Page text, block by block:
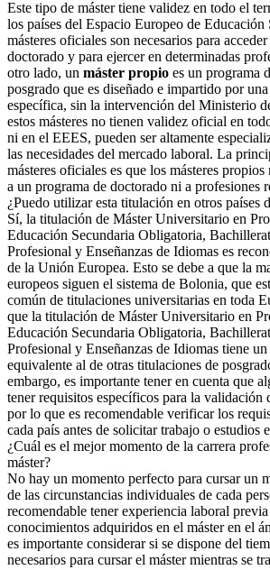
Este tipo de máster tiene validez en todo el
los países del Espacio Europeo de
másteres oficiales son necesarios para
doctorado y para ejercer en determinadas
otro lado, un máster propio es un programa
posgrado que es diseñado e impartido por
específica, sin la intervención del Ministerio
estos másteres no tienen validez oficial en
ni en el EEES, pueden ser altamente
las necesidades del mercado laboral. La
másteres oficiales es que los másteres
a un programa de doctorado ni a profesiones
¿Puedo utilizar esta titulación en otros países
Sí, la titulación de Máster Universitario en
Educación Secundaria Obligatoria,
Profesional y Enseñanzas de Idiomas es
de la Unión Europea. Esto se debe a que la
europeos siguen el sistema de Bolonia, que
común de titulaciones universitarias en toda
que la titulación de Máster Universitario en
Educación Secundaria Obligatoria,
Profesional y Enseñanzas de Idiomas tiene
equivalente al de otras titulaciones de
embargo, es importante tener en cuenta que
tener requisitos específicos para la validación
por lo que es recomendable verificar los
cada país antes de solicitar trabajo o estudios
¿Cuál es el mejor momento de la carrera
máster?
No hay un momento perfecto para cursar un
de las circunstancias individuales de cada
recomendable tener experiencia laboral
conocimientos adquiridos en el máster en el
es importante considerar si se dispone del
necesarios para cursar el máster mientras se